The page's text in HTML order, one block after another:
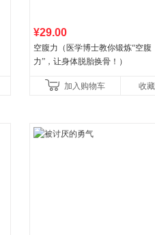
¥29.00
空腹力（医学博士教你锻炼“空腹
力”，让身体脱胎换骨！）
加入购物车 收藏